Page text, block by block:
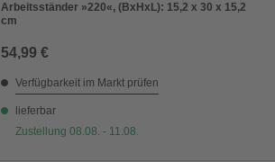
Arbeitsständer »220«, (BxHxL): 15,2 x 30 x 15,2
cm
54,99 €
Verfügbarkeit im Markt prüfen
lieferbar
Zustellung 08.08. - 11.08.